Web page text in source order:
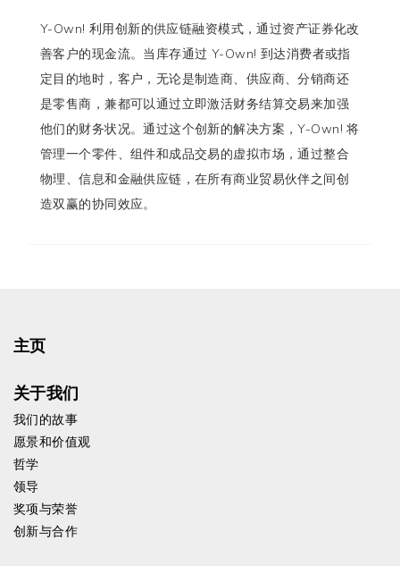
Y-Own! 利用创新的供应链融资模式，通过资产证券化改
善客户的现金流。当库存通过 Y-Own! 到达消费者或指
定目的地时，客户，无论是制造商、供应商、分销商还
是零售商，兼都可以通过立即激活财务结算交易来加强
他们的财务状况。通过这个创新的解决方案，Y-Own! 将
管理一个零件、组件和成品交易的虚拟市场，通过整合
物理、信息和金融供应链，在所有商业贸易伙伴之间创
造双赢的协同效应。
主页
关于我们
我们的故事
愿景和价值观
哲学
领导
奖项与荣誉
创新与合作